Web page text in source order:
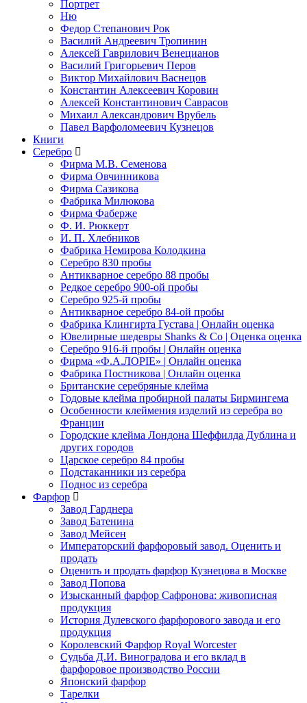
Портрет
Ню
Федор Степанович Рок
Василий Андреевич Тропинин
Алексей Гаврилович Венецианов
Василий Григорьевич Перов
Виктор Михайлович Васнецов
Константин Алексеевич Коровин
Алексей Константинович Саврасов
Михаил Александрович Врубель
Павел Варфоломеевич Кузнецов
Книги
Серебро
Фирма М.В. Семенова
Фирма Овчинникова
Фирма Сазикова
Фабрика Милюкова
Фирма Фаберже
Ф. И. Рюккерт
И. П. Хлебников
Фабрика Немирова Колодкина
Серебро 830 пробы
Антикварное серебро 88 пробы
Редкое серебро 900-ой пробы
Серебро 925-й пробы
Антикварное серебро 84-ой пробы
Фабрика Клингирта Густава | Онлайн оценка
Ювелирные шедевры Shanks & Co | Оценка оценка
Серебро 916-й пробы | Онлайн оценка
Фирма «Ф.А.ЛОРIЕ» | Онлайн оценка
Фабрика Постникова | Онлайн оценка
Британские серебряные клейма
Годовые клейма пробирной палаты Бирмингема
Особенности клеймения изделий из серебра во
Франции
Городские клейма Лондона Шеффилда Дублина и
других городов
Царское серебро 84 пробы
Подстаканники из серебра
Поднос из серебра
Фарфор
Завод Гарднера
Завод Батенина
Завод Мейсен
Императорский фарфоровый завод. Оценить и
продать
Оценить и продать фарфор Кузнецова в Москве
Завод Попова
Изысканный фарфор Сафронова: живописная
продукция
История Дулевского фарфорового завода и его
продукция
Королевский Фарфор Royal Worcester
Судьба Д.И. Виноградова и его вклад в
фарфоровое производство России
Японский фарфор
Тарелки